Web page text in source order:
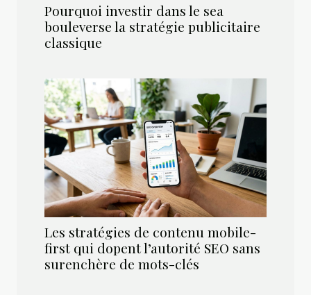
Pourquoi investir dans le sea
bouleverse la stratégie publicitaire
classique
Les stratégies de contenu mobile-
first qui dopent l’autorité SEO sans
surenchère de mots-clés